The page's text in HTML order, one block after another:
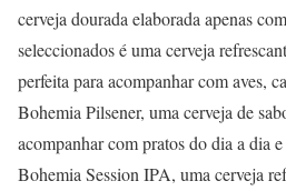
cerveja dourada elaborada apenas
seleccionados é uma cerveja
perfeita para acompanhar com aves,
Bohemia Pilsener, uma cerveja de
acompanhar com pratos do dia a dia
Bohemia Session IPA, uma cerveja